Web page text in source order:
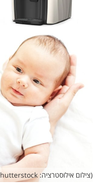
(צילום אילוסטרציה: shutterstock)